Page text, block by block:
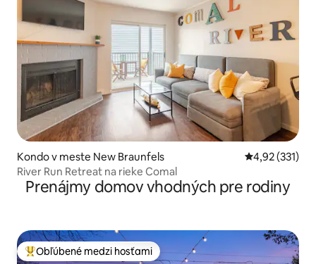
Kondo v meste New Braunfels Priemerné
4,92 (331)
River Run Retreat na rieke Comal
Prenájmy domov vhodných pre rodiny
Najobľúbenejšie medzi hosťami
Obľúbené medzi hosťami